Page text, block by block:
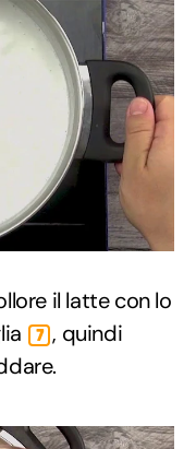
il latte con lo
7 , quindi